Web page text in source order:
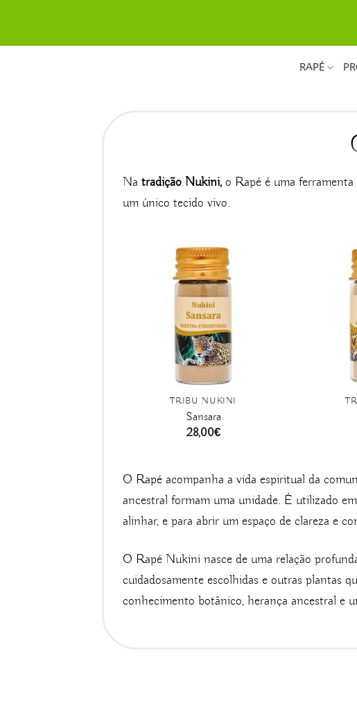
content
RAPÉ
Na tradição Nukini,o Rapé é uma ferramenta
um único tecido vivo.
TRIBU NUKINI
Sansara
28,00€
O Rapé acompanha a vida espiritual da
ancestral formam uma unidade. É utilizado
alinhar, e para abrir um espaço de clareza e
O Rapé Nukini nasce de uma relação
cuidadosamente escolhidas e outras plantas
conhecimento botânico, herança ancestral e